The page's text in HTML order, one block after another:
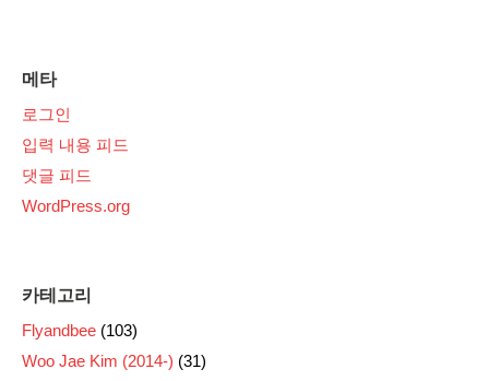
메타
로그인
입력 내용 피드
댓글 피드
WordPress.org
카테고리
Flyandbee (103)
Woo Jae Kim (2014-) (31)